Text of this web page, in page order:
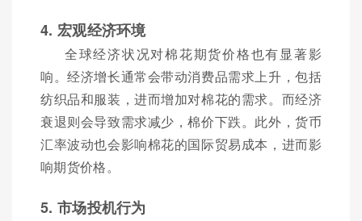
4. 宏观经济环境
全球经济状况对棉花期货价格也有显著影
响。经济增长通常会带动消费品需求上升，包括
纺织品和服装，进而增加对棉花的需求。而经济
衰退则会导致需求减少，棉价下跌。此外，货币
汇率波动也会影响棉花的国际贸易成本，进而影
响期货价格。
5. 市场投机行为